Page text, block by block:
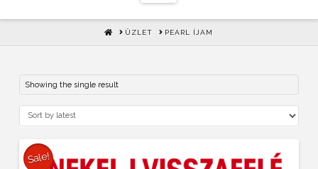
HOMEÜZLET PEARL ÍJAM
Showing the single result
Sale!